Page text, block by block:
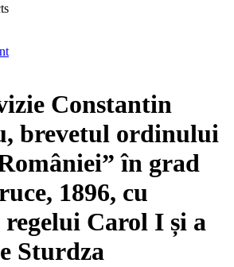
Constantin
brevetul ordinului
în grad
1896, cu
Carol I și a
Sturdza